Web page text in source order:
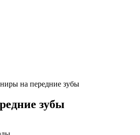
на передние зубы
зубы